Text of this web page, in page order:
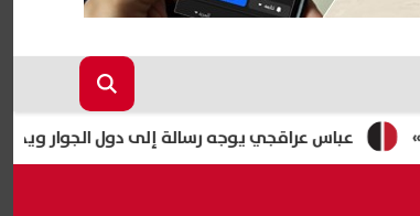
عباس عراقجي يوجه رسالة إلى دول الجوار ويدعو إلى